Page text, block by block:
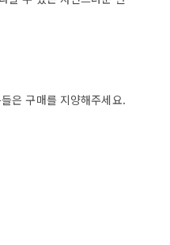
은 구매를 지양해주세요.